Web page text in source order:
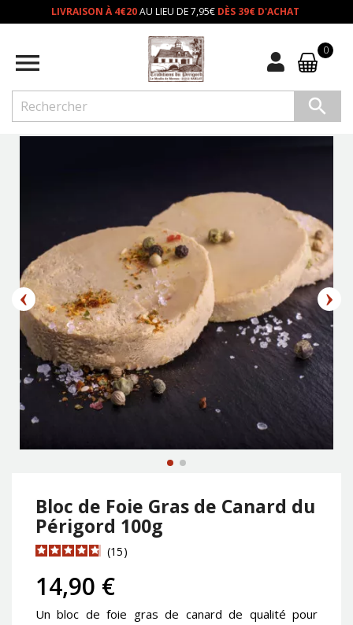
LIVRAISON À 4€20AU LIEU DE 7,95€ DÈS 39€ D'ACHAT
 0

Bloc de Foie Gras de Canard du
Périgord 100g
15
14,90 €
Un bloc de foie gras de canard de qualité pour